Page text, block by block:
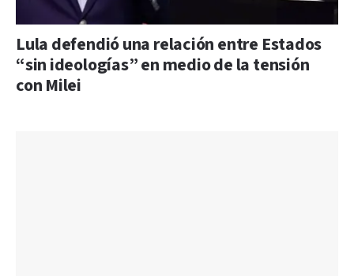
Lula defendió una relación entre Estados
“sin ideologías” en medio de la tensión
con Milei